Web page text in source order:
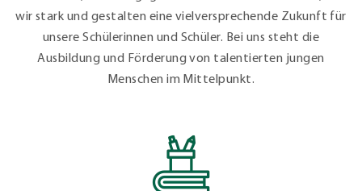
wir stark und gestalten eine vielversprechende Zukunft für
unsere Schülerinnen und Schüler. Bei uns steht die
Ausbildung und Förderung von talentierten jungen
Menschen im Mittelpunkt.